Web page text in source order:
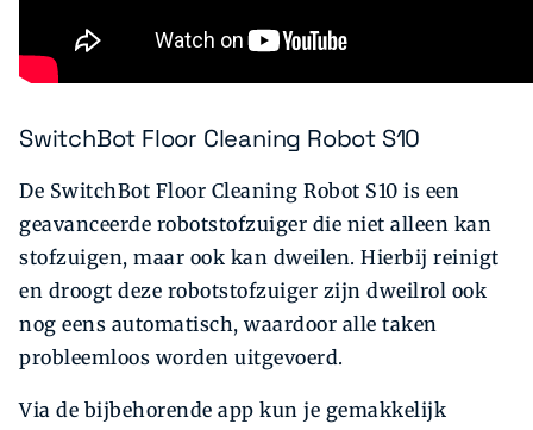
SwitchBot Floor Cleaning Robot S10
De SwitchBot Floor Cleaning Robot S10 is een
geavanceerde robotstofzuiger die niet alleen kan
stofzuigen, maar ook kan dweilen. Hierbij reinigt
en droogt deze robotstofzuiger zijn dweilrol ook
nog eens automatisch, waardoor alle taken
probleemloos worden uitgevoerd.
Via de bijbehorende app kun je gemakkelijk